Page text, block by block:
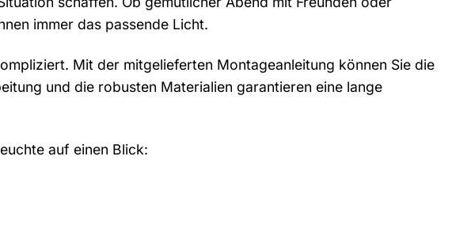
immer das passende Licht.
Mit der mitgelieferten Montageanleitung können Sie die
und die robusten Materialien garantieren eine lange
auf einen Blick: